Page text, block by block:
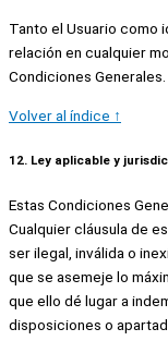
Tanto el Usuario como
relación en cualquier
Condiciones Generales.
Volver al índice ↑
12. Ley aplicable y
Estas Condiciones
Cualquier cláusula de
ser ilegal, inválida o
que se asemeje lo
que ello dé lugar a
disposiciones o